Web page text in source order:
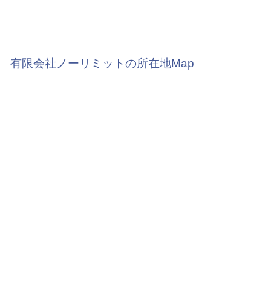
有限会社ノーリミットの所在地Map